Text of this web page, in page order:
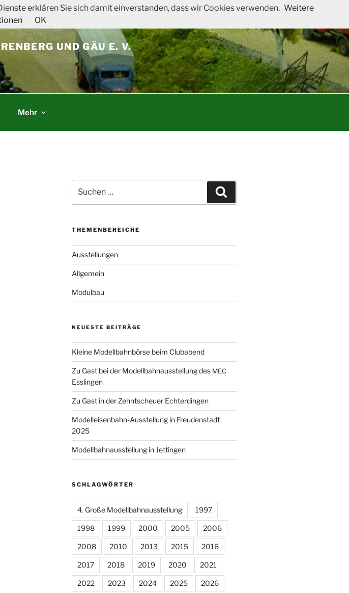
UND GÄU E. V.
Mehr
nach:
THEMENBEREICHE
Ausstellungen
Allgemein
Modulbau
NEUESTE BEITRÄGE
Kleine Modellbahnbörse beim Clubabend
Zu Gast bei der Modellbahnausstellung des MEC
Esslingen
Zu Gast in der Zehntscheuer Echterdingen
Modelleisenbahn-Ausstellung in Freudenstadt
2025
Modellbahnausstellung in Jettingen
SCHLAGWÖRTER
4. Große Modellbahnausstellung 1997
1998 1999 2000 2005 2006
2008 2010 2013 2015 2016
2017 2018 2019 2020 2021
2022 2023 2024 2025 2026
erklären Sie sich damit einverstanden, dass wir Cookies verwenden. Weitere
OK